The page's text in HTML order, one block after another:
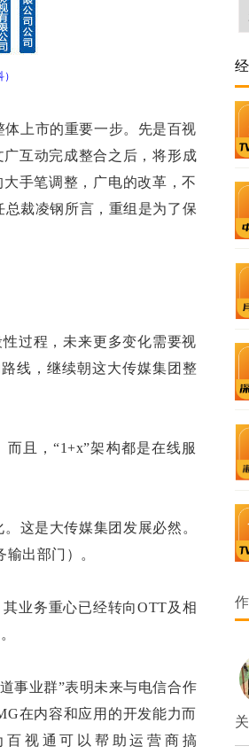
上市的重要一步。先是百视
互动完成整合之后，将形成
手笔调整，广电的改革，不
裁凌钢所言，重组是为了保
过程，未来更多变化需要视
线，继续朝这大传媒集团整
且，“1+x”架构都是在线服
是大传媒集团发展必然。
出部门）。
业务重心已经转向OTT及相
业群”表明未来与电信合作
在内容和应用的开发能力而
视通可以帮助运营商搞